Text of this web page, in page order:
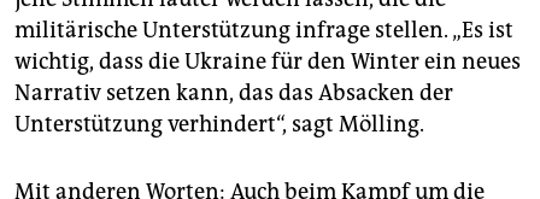
militärische Unterstützung infrage stellen. „Es ist
wichtig, dass die Ukraine für den Winter ein neues
Narrativ setzen kann, das das Absacken der
Unterstützung verhindert“, sagt Mölling.
Mit anderen Worten: Auch beim Kampf um die